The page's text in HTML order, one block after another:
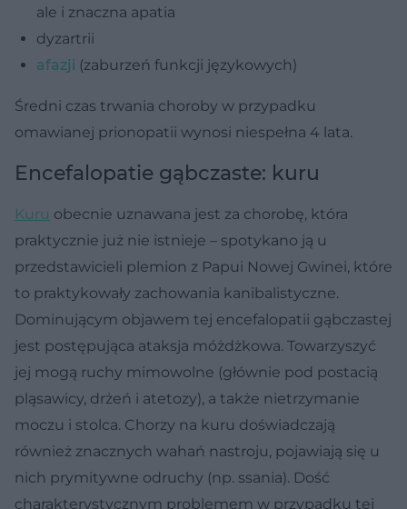
ale i znaczna apatia
dyzartrii
afazji (zaburzeń funkcji językowych)
Średni czas trwania choroby w przypadku
omawianej prionopatii wynosi niespełna 4 lata.
Encefalopatie gąbczaste: kuru
Kuru obecnie uznawana jest za chorobę, która
praktycznie już nie istnieje – spotykano ją u
przedstawicieli plemion z Papui Nowej Gwinei, które
to praktykowały zachowania kanibalistyczne.
Dominującym objawem tej encefalopatii gąbczastej
jest postępująca ataksja móżdżkowa. Towarzyszyć
jej mogą ruchy mimowolne (głównie pod postacią
pląsawicy, drżeń i atetozy), a także nietrzymanie
moczu i stolca. Chorzy na kuru doświadczają
również znacznych wahań nastroju, pojawiają się u
nich prymitywne odruchy (np. ssania). Dość
charakterystycznym problemem w przypadku tej